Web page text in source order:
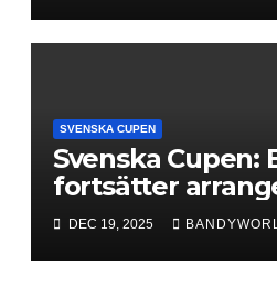
SVENSKA CUPEN
Svenska Cupen:
fortsätter
Cupen – satsar
upplevelse och
utveckling
DEC 19, 2025